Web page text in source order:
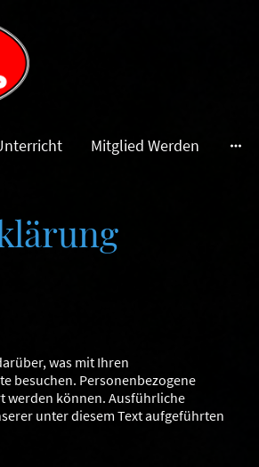
Mitglied Werden
was mit Ihren
besuchen. Personenbezogene
werden können. Ausführliche
unter diesem Text aufgeführten